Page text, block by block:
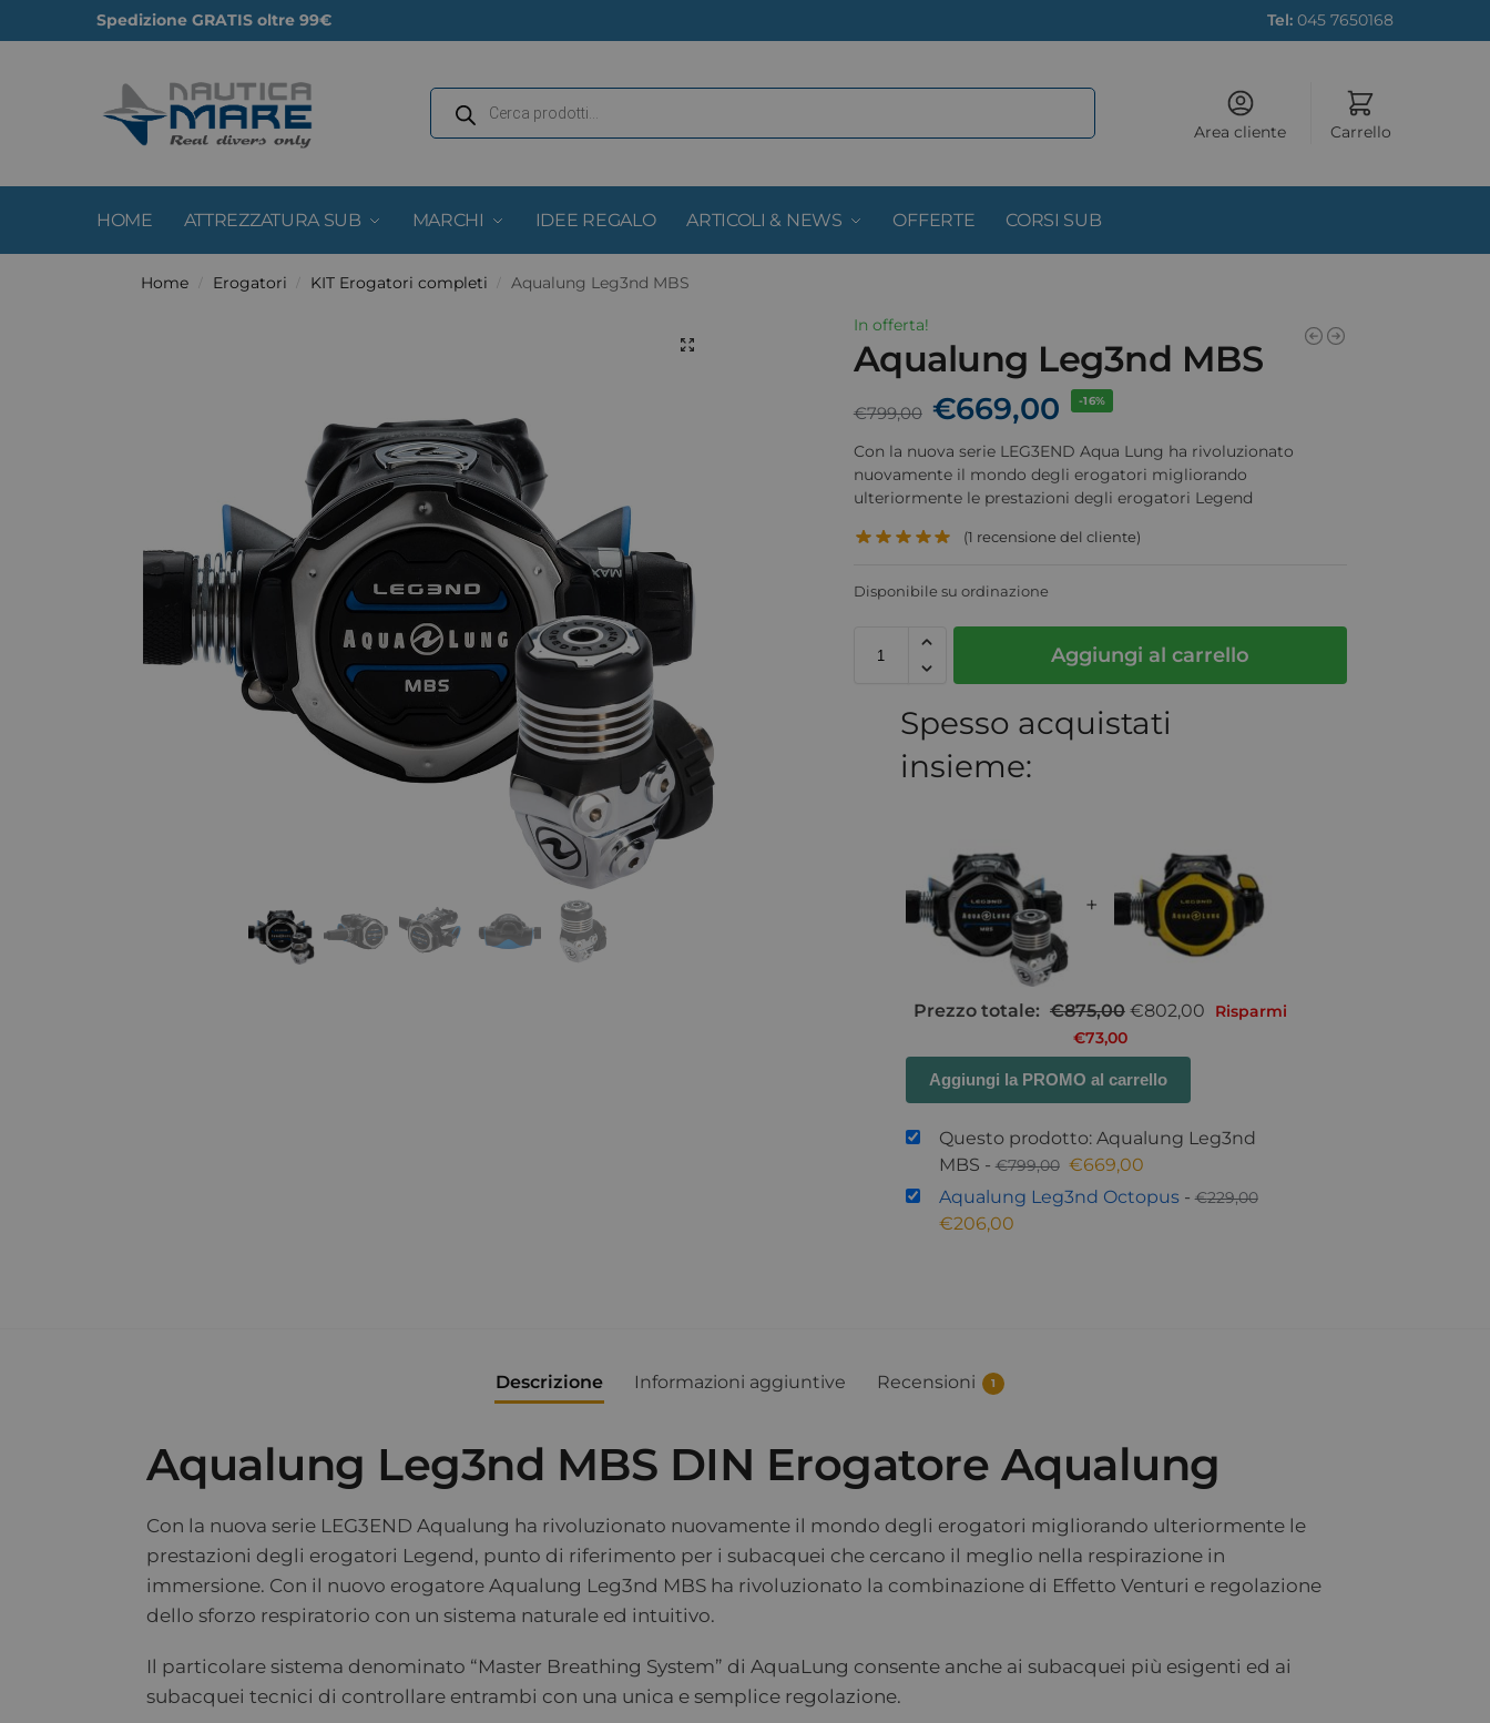
Spedizione GRATIS oltre 99€ Tel: 045 7650168
Area cliente Carrello
HOME ATTREZZATURA SUB MARCHI IDEE REGALO ARTICOLI & NEWS OFFERTE CORSI SUB
Home Erogatori KIT Erogatori completi Aqualung Leg3nd MBS
In offerta!
Aqualung Leg3nd MBS
€799,00 €669,00 -16%
Con la nuova serie LEG3END Aqua Lung ha rivoluzionato
nuovamente il mondo degli erogatori migliorando
ulteriormente le prestazioni degli erogatori Legend
(1 recensione del cliente)
Disponibile su ordinazione
Aggiungi al carrello
Spesso acquistati
insieme:
+
Prezzo totale: €875,00 €802,00
Risparmi
€73,00
Aggiungi la PROMO al carrello
Questo prodotto: Aqualung Leg3nd
MBS -€799,00 €669,00
Aqualung Leg3nd Octopus -€229,00
€206,00
Descrizione Informazioni aggiuntive Recensioni 1
Aqualung Leg3nd MBS DIN Erogatore Aqualung
Con la nuova serie LEG3END Aqualung ha rivoluzionato nuovamente il mondo degli erogatori migliorando ulteriormente le
prestazioni degli erogatori Legend, punto di riferimento per i subacquei che cercano il meglio nella respirazione in
immersione. Con il nuovo erogatore Aqualung Leg3nd MBS ha rivoluzionato la combinazione di Effetto Venturi e regolazione
dello sforzo respiratorio con un sistema naturale ed intuitivo.
Il particolare sistema denominato “Master Breathing System” di AquaLung consente anche ai subacquei più esigenti ed ai
subacquei tecnici di controllare entrambi con una unica e semplice regolazione.